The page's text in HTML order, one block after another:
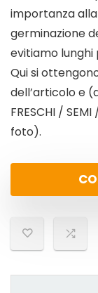
importanza
germinazione
evitiamo lunghi
Qui si
dell’articolo e
FRESCHI /
foto).